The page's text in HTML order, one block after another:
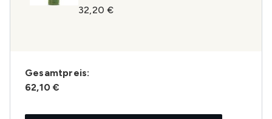
32,20 €
Gesamtpreis:
62,10 €